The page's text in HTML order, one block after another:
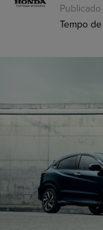
Tempo